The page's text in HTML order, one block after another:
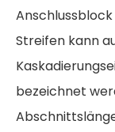
Anschlussblock
Streifen kann
bezeichnet